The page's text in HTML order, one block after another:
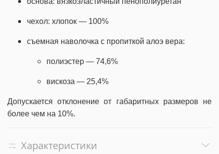
чехол: хлопок — 100%
съемная наволочка с пропиткой алоэ вера:
полиэстер — 74,6%
вискоза — 25,4%
Допускается отклонение от габаритных размеров не
более чем на 10%.
Характеристики